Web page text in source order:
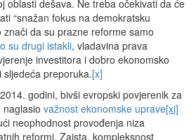
oblasti dešava. Ne treba očekivati da će
“snažan fokus na demokratsku
znači da su prazne reforme samo
su drugi istakli, vladavina prava
investitora i dobro ekonomsko
sljedeća preporuka.[x]
godini, bivši evropski povjerenik za
važnost ekonomske uprave[xi]
neophodnost provođenja niza
reformi. Zaista, kompleksnost